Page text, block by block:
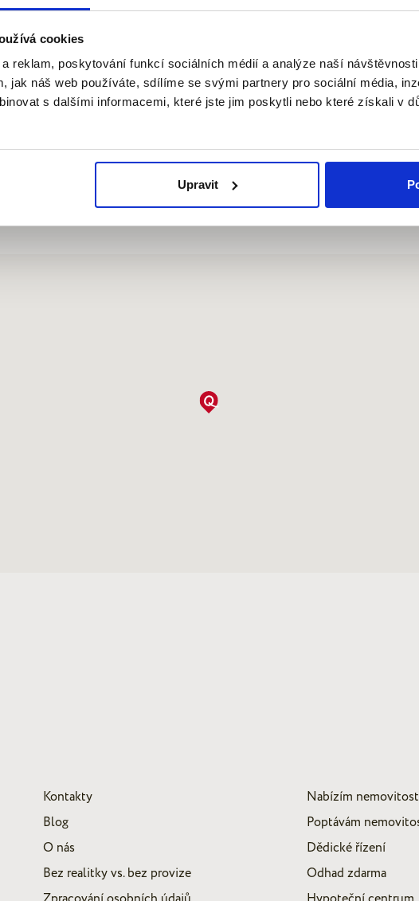
cookies
a reklam, poskytování funkcí sociálních médií a analýze naší
jak náš web používáte, sdílíme se svými partnery pro sociální média,
s dalšími informacemi, které jste jim poskytli nebo které získali v
Upravit
v souladu s Nařízením EP a Rady (EU) 2016/679 o ochraně fyzických osob v souvislosti se
je dobrovolné a může být kdykoli bezplatně na adrese správce odvoláno.
Kontakty
Blog
O nás
Bez realitky vs. bez provize
Nabízím nemovitost
Poptávám
Dědické řízení
Odhad zdarma